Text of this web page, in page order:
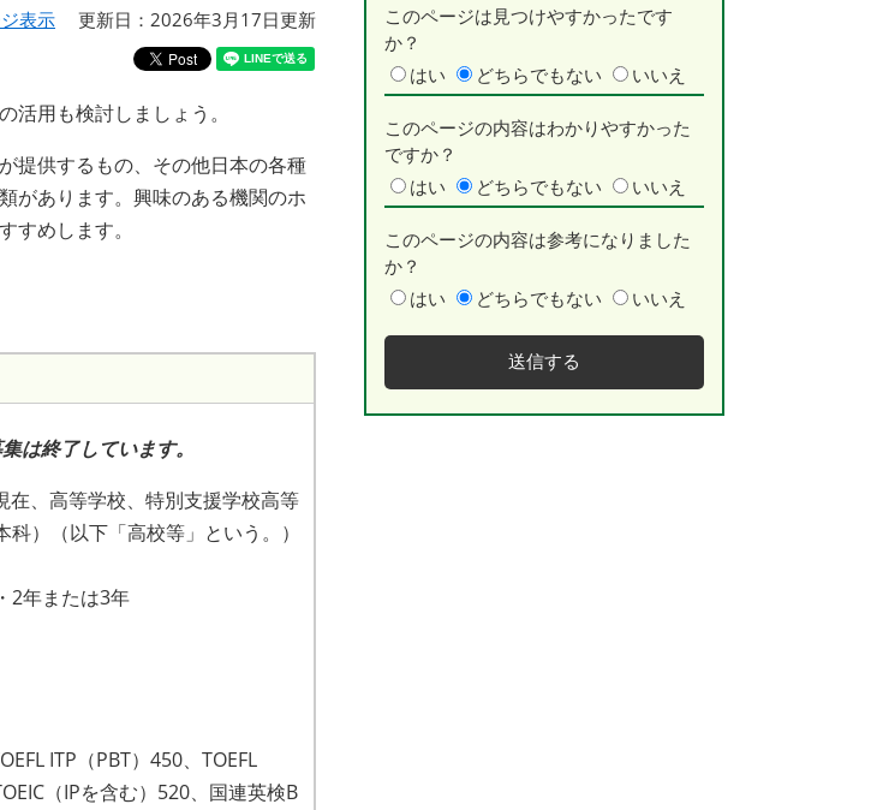
表示 更新日：2026年3月17日更新
用も検討しましょう。
提供するもの、その他日本の各種
があります。興味のある機関のホ
すめします。
は終了しています。
在、高等学校、特別支援学校高等
）（以下「高校等」という。）
2年または3年
ITP（PBT）450、TOEFL
（IPを含む）520、国連英検B
このページは見つけやすかったです
か？
はい
どちらでもない いいえ
このページの内容はわかりやすかった
ですか？
はい
どちらでもない いいえ
このページの内容は参考になりました
か？
はい
どちらでもない いいえ